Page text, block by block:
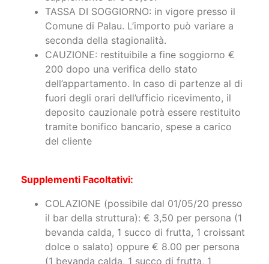
Comune di Palau. L’importo può variare a
seconda della stagionalità.
CAUZIONE: restituibile a fine soggiorno €
200 dopo una verifica dello stato
dell’appartamento. In caso di partenze al di
fuori degli orari dell’ufficio ricevimento, il
deposito cauzionale potrà essere restituito
tramite bonifico bancario, spese a carico
del cliente
COLAZIONE (possibile dal 01/05/20 presso
il bar della struttura): € 3,50 per persona (1
bevanda calda, 1 succo di frutta, 1 croissant
dolce o salato) oppure € 8.00 per persona
(1 bevanda calda, 1 succo di frutta, 1
croissant dolce o salato, yogurt, frutta,